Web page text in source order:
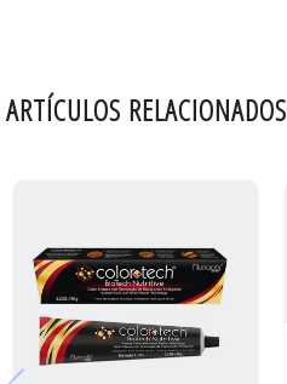
ARTÍCULOS RELACIONADOS